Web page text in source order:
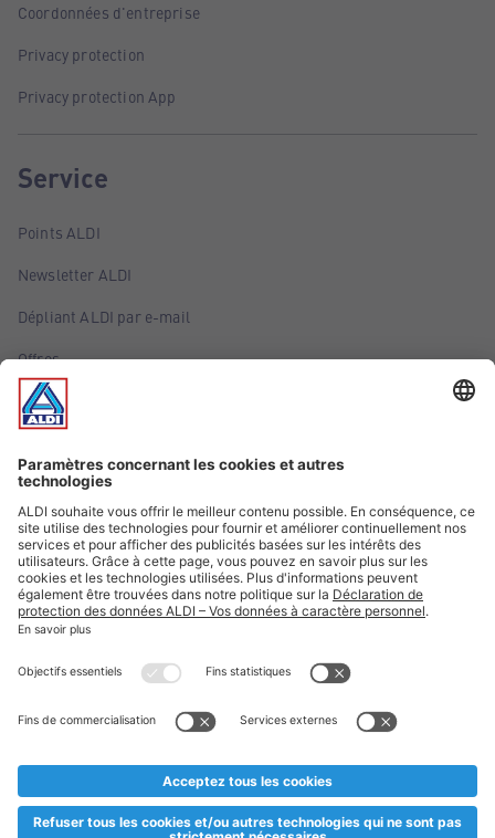
Coordonnées d'entreprise
Privacy protection
Privacy protection App
Service
Points ALDI
Newsletter ALDI
Dépliant ALDI par e-mail
Offres
Infos essentielles
Suivez ALDI Luxembourg
Textes marqués d'un astérisque et mentions légales
esoulaang bis de Stock eidel ass. Mir soen Iech Merci fir Äert
Planifikatioun ausverkaaft sollte sinn. De VALORLUX-Präis an
** Op dësem Site huet d'Benotze vun der männlecher Form eng
besser Liesbarkeet am Sënn an huet keng diskriminéierend